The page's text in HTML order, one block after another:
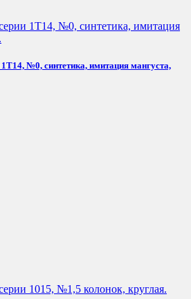
№0, синтетика, имитация мангуста,